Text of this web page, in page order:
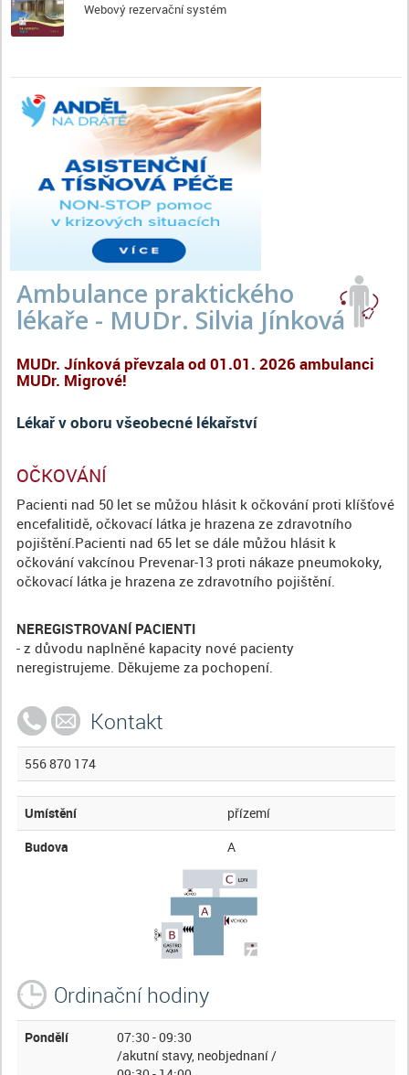
Webový rezervační systém
Ambulance praktického
lékaře - MUDr. Silvia Jínková
MUDr. Jínková převzala od 01.01. 2026 ambulanci
MUDr. Migrové!
Lékař v oboru všeobecné lékařství
OČKOVÁNÍ
Pacienti nad 50 let se můžou hlásit k očkování proti klíšťové
encefalitidě, očkovací látka je hrazena ze zdravotního
pojištění.Pacienti nad 65 let se dále můžou hlásit k
očkování vakcínou Prevenar-13 proti nákaze pneumokoky,
očkovací látka je hrazena ze zdravotního pojištění.
NEREGISTROVANÍ PACIENTI
- z důvodu naplněné kapacity nové pacienty
neregistrujeme. Děkujeme za pochopení.
Kontakt
556 870 174
Umístění
přízemí
Budova
A
Ordinační hodiny
Pondělí
07:30 - 09:30
/akutní stavy, neobjednaní /